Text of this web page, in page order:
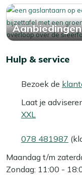
Aanbiedingen
Hulp & service
Bezoek de
Laat je
XXL
078 481987
Maandag t/m
Zondag: 11:00 -